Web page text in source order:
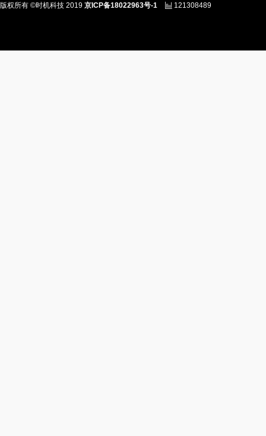
版权所有 ©时机科技 2019 京ICP备18022963号-1 121308489